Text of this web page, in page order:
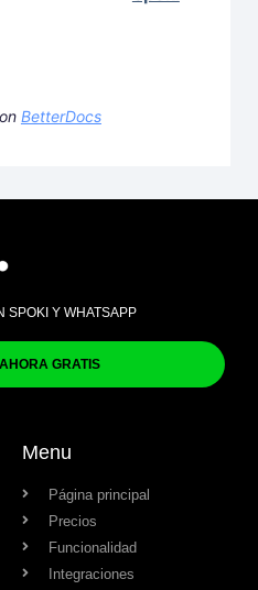
BetterDocs
SPOKI Y WHATSAPP
GRATIS
Menu
Página principal
Precios
Funcionalidad
Integraciones